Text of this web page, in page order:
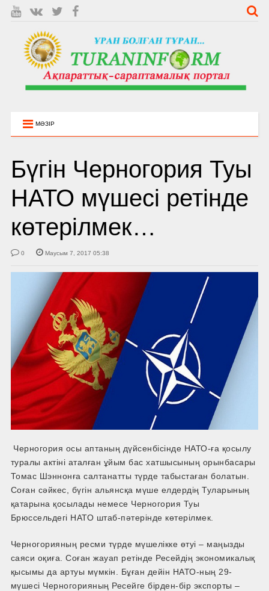
МӘЗІР
Бүгін Черногория Туы
НАТО мүшесі ретінде
көтерілмек…
0 Маусым 7, 2017 05:38
Черногория осы аптаның дүйсенбісінде НАТО-­ға қосылу
туралы актіні аталған ұйым бас хатшысының орынбасары
Томас Шэннонға салтанатты түрде табыстаған болатын.
Соған сәйкес, бүгін альянсқа мүше елдердің Туларының
қатарына қосылады немесе Черногория Туы
Брюссельдегі НАТО штаб-­пәтерінде көтерілмек.
Черногорияның ресми түрде мүшелікке өтуі – маңызды
саяси оқиға. Соған жауап ретінде Ресейдің экономикалық
қысымы да артуы мүмкін. Бұған дейін НАТО-­ның 29-
мүшесі Черногорияның Ресейге бірден­-бір экспорты –